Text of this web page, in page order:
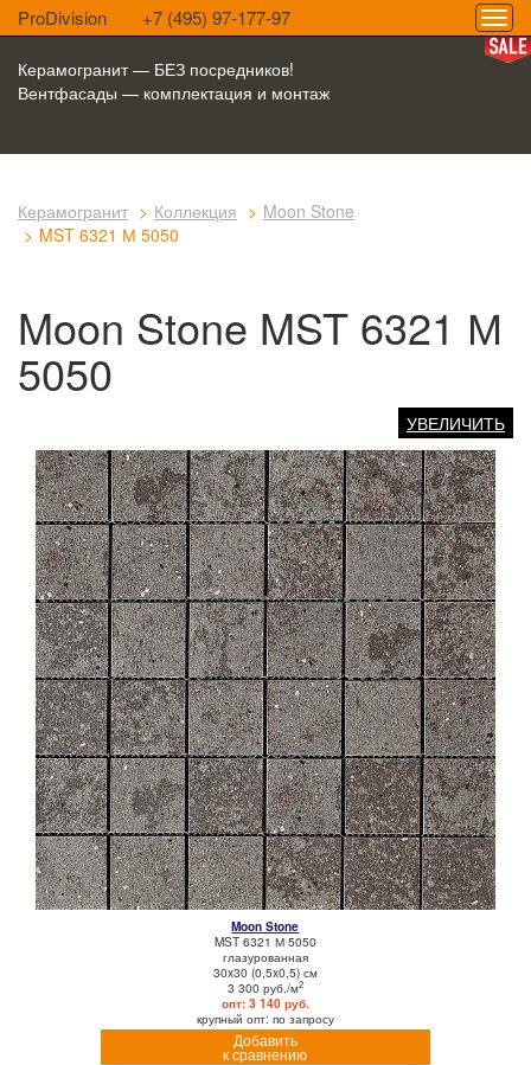
ProDivision +7 (495) 97-177-97
Керамогранит — БЕЗ посредников!
Вентфасады — комплектация и монтаж
Керамогранит Коллекция
Moon Stone
MST 6321 М 5050
Moon Stone MST 6321 М
5050
УВЕЛИЧИТЬ
Moon Stone
MST 6321 М 5050
глазурованная
30x30 (0,5x0,5) см
3 300 руб./м2
опт: 3 140 руб.
крупный опт: по запросу
Добавить
к сравнению